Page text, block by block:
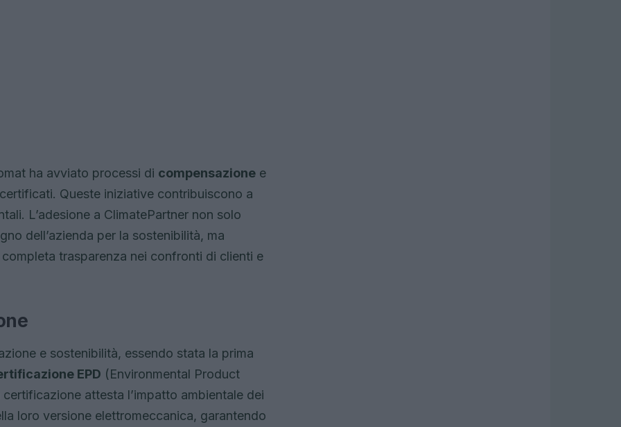
ha avviato processi di compensazione e
Queste iniziative contribuiscono a
L’adesione a ClimatePartner non solo
dell’azienda per la sostenibilità, ma
trasparenza nei confronti di clienti e
e sostenibilità, essendo stata la prima
EPD (Environmental Product
attesta l’impatto ambientale dei
loro versione elettromeccanica, garantendo